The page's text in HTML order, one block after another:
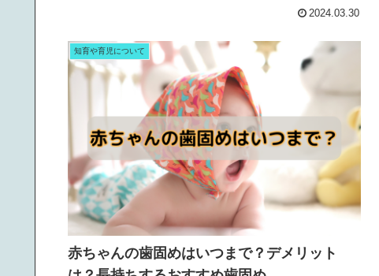
2024.03.30
知育や育児について
赤ちゃんの歯固めはいつまで？デメリット